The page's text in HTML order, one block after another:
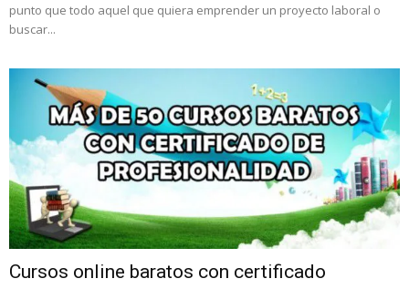
punto que todo aquel que quiera emprender un proyecto laboral o
buscar...
Cursos online baratos con certificado